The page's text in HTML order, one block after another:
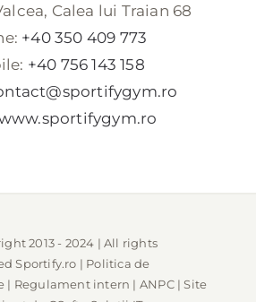
Calea lui Traian 68
+40 350 409 773
+40 756 143 158
2013 - 2024 | All rights
Sportify.ro | Politica de
| Regulament intern | ANPC| Site